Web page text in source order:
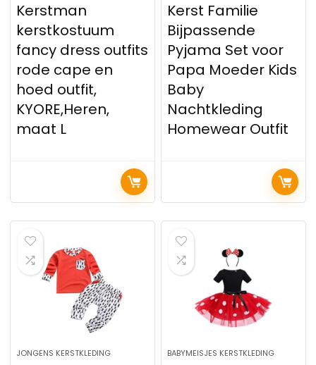
Kerstman
kerstkostuum
fancy dress outfits
rode cape en
hoed outfit,
KYORE,Heren,
maat L
Kerst Familie
Bijpassende
Pyjama Set voor
Papa Moeder Kids
Baby
Nachtkleding
Homewear Outfit
JONGENS KERSTKLEDING BABYMEISJES KERSTKLEDING